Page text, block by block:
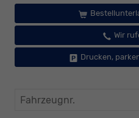
Wir
Drucken,
Fahrzeugnr.